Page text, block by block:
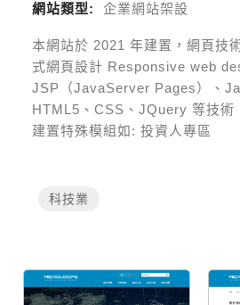
網站類型: 企業網站架設
本網站於 2021 年建置，網頁技
式網頁設計 Responsive web
JSP（JavaServer Pages）、
HTML5、CSS、JQuery 等技術
建置特殊模組如:投資人專區
科技業